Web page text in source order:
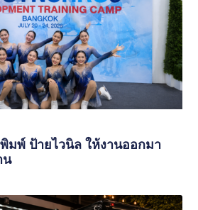
มพ์ ป้ายไวนิล ให้งานออกมา
น